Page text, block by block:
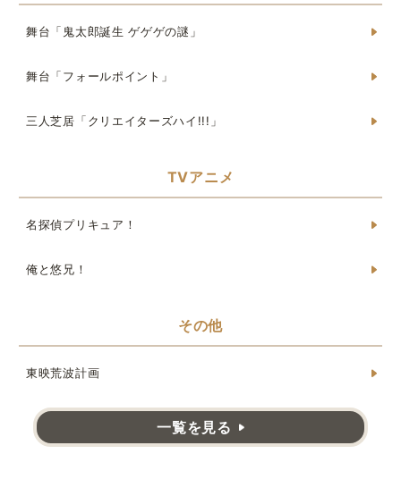
舞台「鬼太郎誕生 ゲゲゲの謎」
舞台「フォールポイント」
三人芝居「クリエイターズハイ!!!」
TVアニメ
名探偵プリキュア！
俺と悠兄！
その他
東映荒波計画
一覧を見る